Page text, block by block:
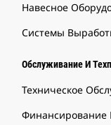
Навесное
Системы
Обслуживание И
Техническое
Финансирование